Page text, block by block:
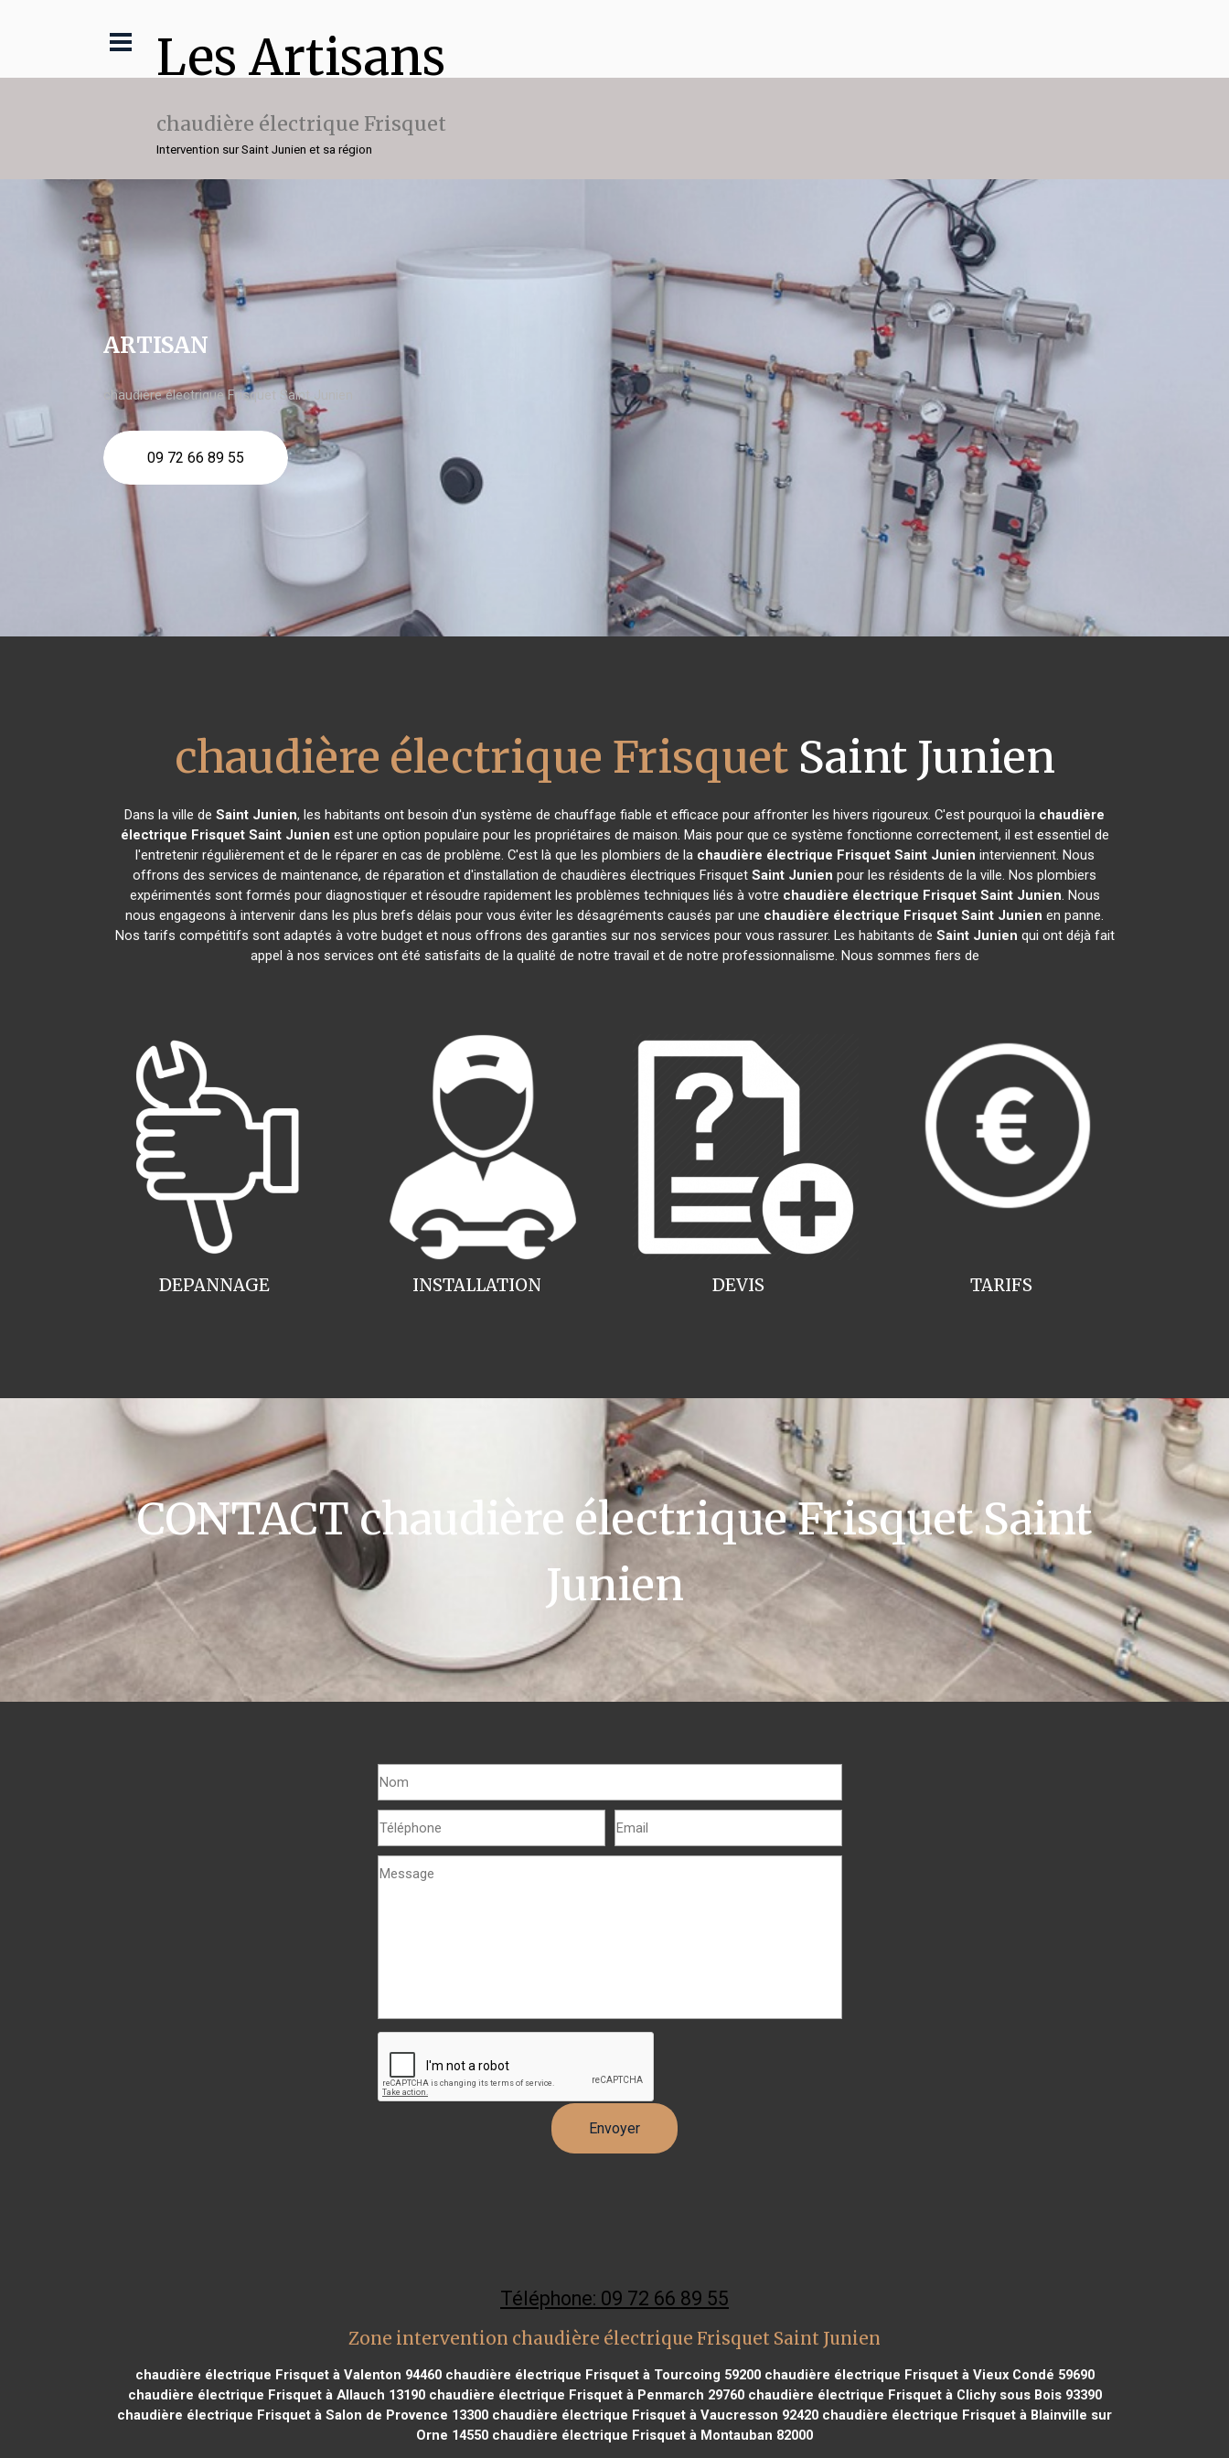
Les Artisans
chaudière électrique Frisquet
Intervention sur Saint Junien et sa région
ARTISAN
chaudière électrique Frisquet Saint Junien
09 72 66 89 55
chaudière électrique FrisquetSaint Junien
Dans la ville de Saint Junien, les habitants ont besoin d'un système de chauffage fiable et efficace pour affronter les hivers rigoureux. C'est pourquoi la chaudière
électrique Frisquet Saint Junien est une option populaire pour les propriétaires de maison. Mais pour que ce système fonctionne correctement, il est essentiel de
l'entretenir régulièrement et de le réparer en cas de problème. C'est là que les plombiers de la chaudière électrique Frisquet Saint Junien interviennent. Nous
offrons des services de maintenance, de réparation et d'installation de chaudières électriques Frisquet Saint Junien pour les résidents de la ville. Nos plombiers
expérimentés sont formés pour diagnostiquer et résoudre rapidement les problèmes techniques liés à votre chaudière électrique Frisquet Saint Junien. Nous
nous engageons à intervenir dans les plus brefs délais pour vous éviter les désagréments causés par une chaudière électrique Frisquet Saint Junien en panne.
Nos tarifs compétitifs sont adaptés à votre budget et nous offrons des garanties sur nos services pour vous rassurer. Les habitants de Saint Junien qui ont déjà fait
appel à nos services ont été satisfaits de la qualité de notre travail et de notre professionnalisme. Nous sommes fiers de
INSTALLATION
DEPANNAGE TARIFS
DEVIS
CONTACT chaudière électrique Frisquet Saint
Junien
Téléphone: 09 72 66 89 55
Zone intervention chaudière électrique Frisquet Saint Junien
chaudière électrique Frisquet à Valenton 94460chaudière électrique Frisquet à Tourcoing 59200chaudière électrique Frisquet à Vieux Condé 59690
chaudière électrique Frisquet à Allauch 13190chaudière électrique Frisquet à Penmarch 29760chaudière électrique Frisquet à Clichy sous Bois 93390
chaudière électrique Frisquet à Salon de Provence 13300 chaudière électrique Frisquet à Vaucresson 92420 chaudière électrique Frisquet à Blainville sur
Orne 14550 chaudière électrique Frisquet à Montauban 82000